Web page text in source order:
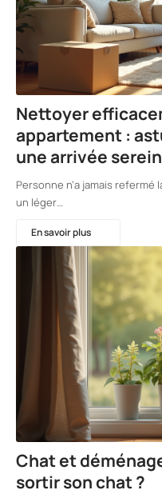
Nettoyer
appartement :
une arrivée
Personne n’a jamais
un léger…
En savoir plus
Chat et
sortir son chat ?